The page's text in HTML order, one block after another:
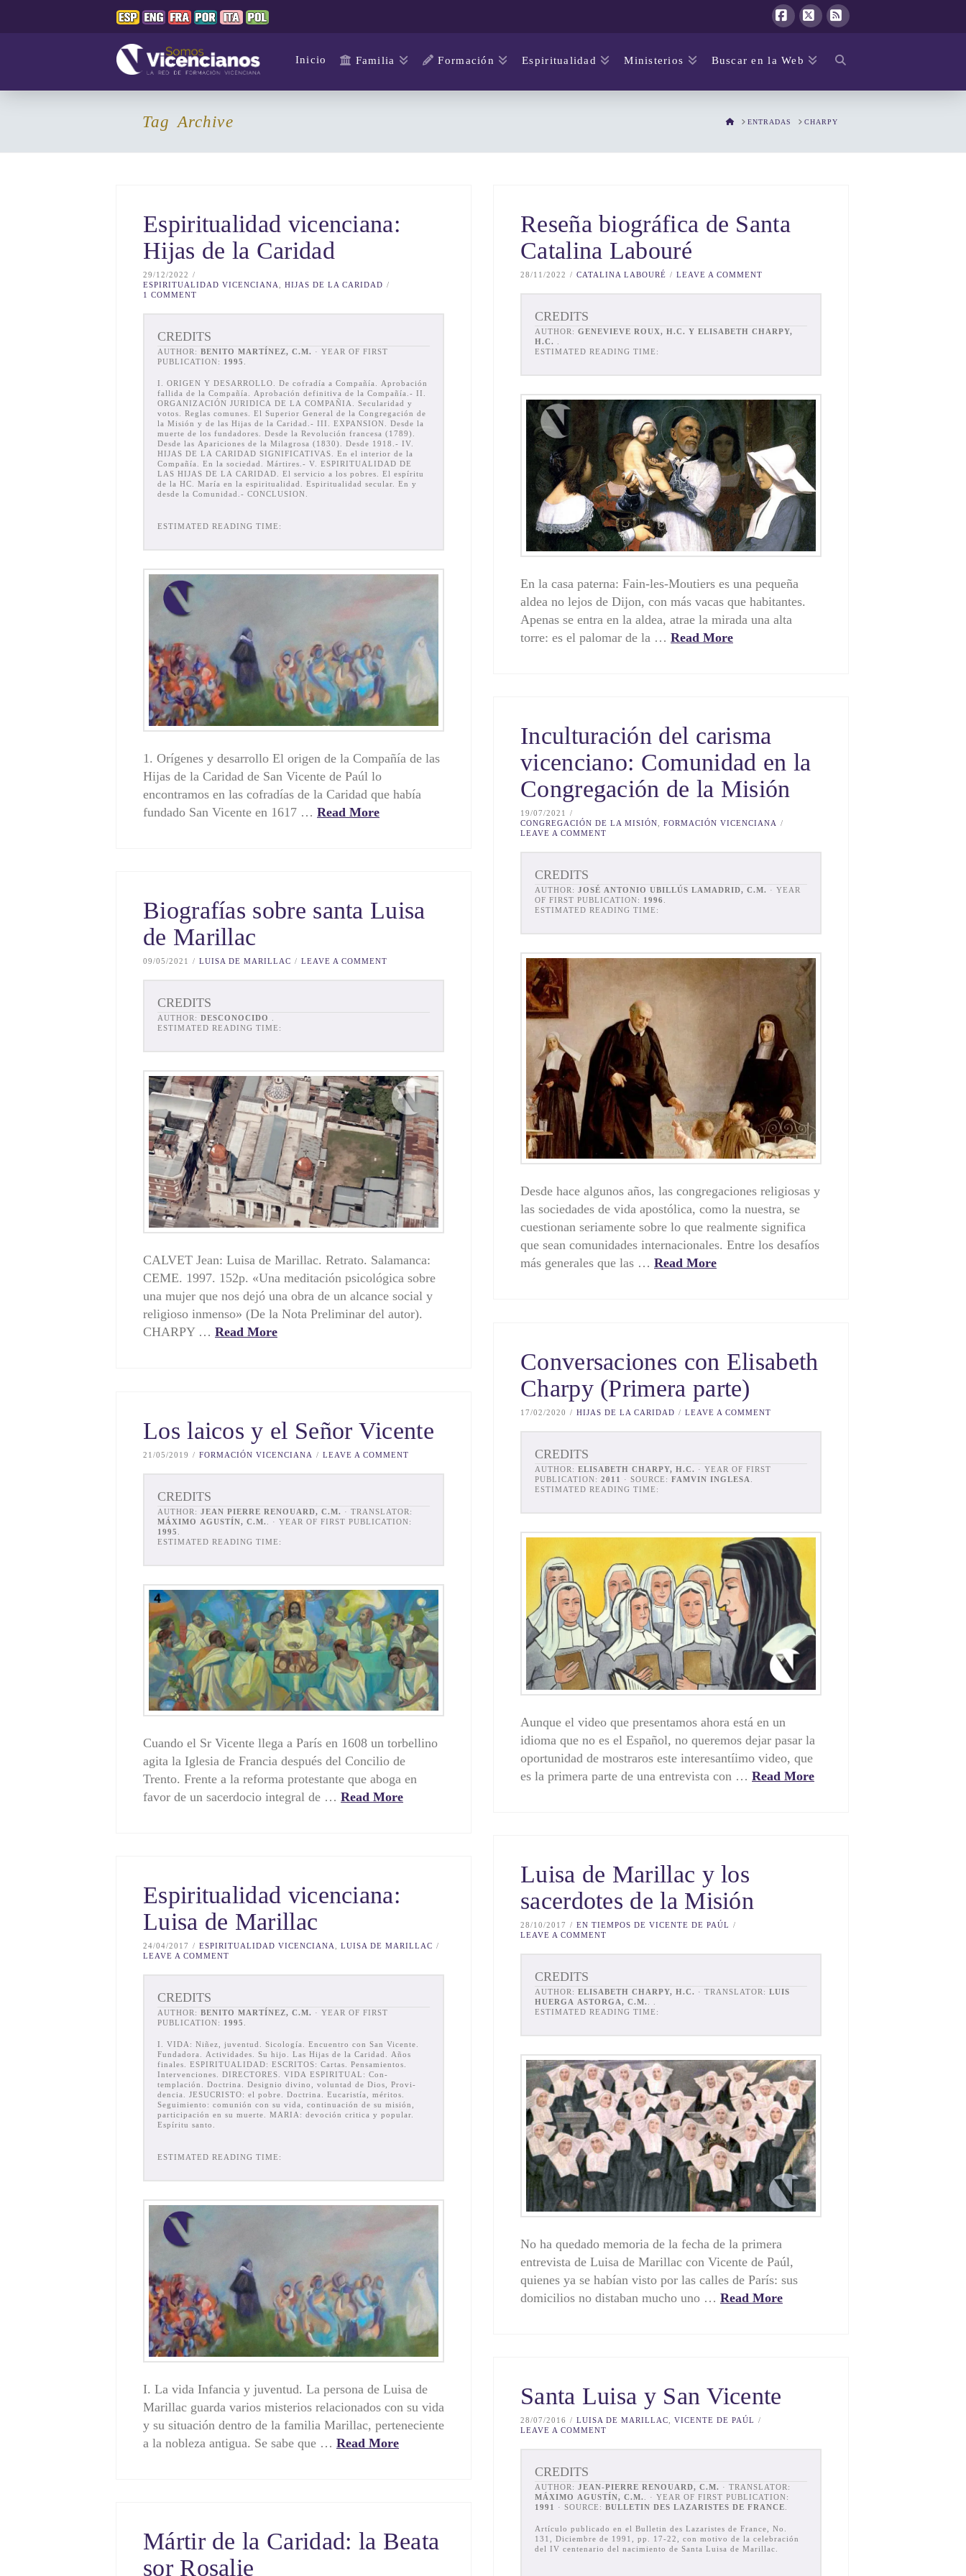
Inicio Familia Formación Espiritualidad Ministerios Buscar en la Web
Tag Archive HOMEENTRADAS CHARPY
Espiritualidad vicenciana:
Hijas de la Caridad
29/12/2022
ESPIRITUALIDAD VICENCIANA
HIJAS DE LA CARIDAD
1 COMMENT
CREDITS
AUTHOR: BENITO MARTÍNEZ, C.M.
PUBLICATION: 1995
I. ORIGEN Y DESARROLLO. De cofradía a Compañía. Aprobación
fallida de la Compañía. Aprobación definitiva de la Compañía.- II.
ORGANIZACIÓN JURIDICA DE LA COMPAÑIA. Secularidad y
votos. Reglas comunes. El Superior General de la Congrega­ción de
la Misión y de las Hijas de la Caridad.- III. EXPANSION. Des­de la
muerte de los fundadores. Desde la Revolución francesa (1789).
Desde las Apariciones de la Milagrosa (1830). Desde 1918.- IV.
HIJAS DE LA CARIDAD SIGNIFICATIVAS. En el interior de la
Compañía. En la sociedad. Mártires.- V. ESPIRITUALIDAD DE
LAS HI­JAS DE LA CARIDAD. El servicio a los pobres. El espíritu
de la HC. María en la espiritualidad. Espiritualidad secular. En y
desde la Comunidad.- CONCLUSION.
ESTIMATED READING TIME:
1. Orígenes y desarrollo El origen de la Compañía de las
Hijas de la Ca­ridad de San Vicente de Paúl lo
encontramos en las cofradías de la Caridad que había
fundado San Vicente en 1617 … Read More
Reseña biográfica de Santa
Catalina Labouré
28/11/2022 CATALINA LABOURÉ LEAVE A COMMENT
CREDITS
AUTHOR: GENEVIEVE ROUX, H.C. Y ELISABETH CHARPY,
H.C.
ESTIMATED READING TIME:
En la casa paterna: Fain-les-Moutiers es una pequeña
aldea no lejos de Dijon, con más vacas que habitantes.
Apenas se entra en la aldea, atrae la mirada una alta
torre: es el palomar de la … Read More
Inculturación del carisma
vicenciano: Comunidad en la
Congregación de la Misión
19/07/2021
CONGREGACIÓN DE LA MISIÓN
FORMACIÓN VICENCIANA
LEAVE A COMMENT
CREDITS
AUTHOR: JOSÉ ANTONIO UBILLÚS LAMADRID, C.M.
OF FIRST PUBLICATION: 1996
ESTIMATED READING TIME:
Desde hace algunos años, las congregaciones religiosas y
las sociedades de vida apostólica, como la nuestra, se
cuestionan seriamente sobre lo que realmente significa
que sean comunidades internacionales. Entre los desafíos
más generales que las … Read More
Biografías sobre santa Luisa
de Marillac
09/05/2021 LUISA DE MARILLAC LEAVE A COMMENT
CREDITS
AUTHOR: DESCONOCIDO
ESTIMATED READING TIME:
CALVET Jean: Luisa de Marillac. Retrato. Salamanca:
CEME. 1997. 152p. «Una meditación psicológica sobre
una mujer que nos dejó una obra de un alcance social y
religioso inmenso» (De la Nota Preliminar del autor).
CHARPY … Read More
Conversaciones con Elisabeth
Charpy (Primera parte)
17/02/2020 HIJAS DE LA CARIDAD LEAVE A COMMENT
CREDITS
AUTHOR: ELISABETH CHARPY, H.C.
PUBLICATION: 2011 · SOURCE: FAMVIN INGLESA
ESTIMATED READING TIME:
Aunque el video que presentamos ahora está en un
idioma que no es el Español, no queremos dejar pasar la
oportunidad de mostraros este interesantíimo video, que
es la primera parte de una entrevista con … Read More
Los laicos y el Señor Vicente
21/05/2019 FORMACIÓN VICENCIANA LEAVE A COMMENT
CREDITS
AUTHOR: JEAN PIERRE RENOUARD, C.M. · TRANSLATOR:
MÁXIMO AGUSTÍN, C.M.
. · YEAR OF FIRST PUBLICATION:
1995
ESTIMATED READING TIME:
Cuando el Sr Vicente llega a París en 1608 un torbellino
agita la Iglesia de Francia después del Concilio de
Trento. Frente a la reforma protestante que aboga en
favor de un sacerdocio integral de … Read More
Luisa de Marillac y los
sacerdotes de la Misión
28/10/2017
EN TIEMPOS DE VICENTE DE PAÚL
LEAVE A COMMENT
CREDITS
AUTHOR: ELISABETH CHARPY, H.C. · TRANSLATOR: LUIS
HUERGA ASTORGA, C.M.
ESTIMATED READING TIME:
No ha quedado memoria de la fecha de la primera
entrevista de Luisa de Marillac con Vicente de Paúl,
quienes ya se habían visto por las calles de París: sus
domicilios no distaban mucho uno … Read More
Espiritualidad vicenciana:
Luisa de Marillac
24/04/2017 ESPIRITUALIDAD VICENCIANA
LUISA DE MARILLAC
LEAVE A COMMENT
CREDITS
AUTHOR: BENITO MARTÍNEZ, C.M.
PUBLICATION: 1995
I. VIDA: Niñez, juventud. Sicología. Encuentro con San Vicente.
Fundadora. Actividades. Su hijo. Las Hijas de la Caridad. Años
finales. ESPIRITUALIDAD: ESCRITOS: Cartas. Pen­samientos.
Intervenciones. DIRECTORES. VIDA ESPIRITUAL: Con­
templación. Doctrina. Designio divino, voluntad de Dios, Provi­
dencia. JESUCRISTO: el pobre. Doctrina. Eucaristía, méritos.
Seguimiento: comunión con su vida, continuación de su mi­sión,
participación en su muerte. MARIA: devoción critica y po­pular.
Espíritu santo.
ESTIMATED READING TIME:
I. La vida Infancia y juventud. La persona de Luisa de
Marillac guarda varios misterios relacionados con su vida
y su situación dentro de la familia Marillac, perteneciente
a la no­bleza antigua. Se sabe que … Read More
Santa Luisa y San Vicente
28/07/2016 LUISA DE MARILLAC
VICENTE DE PAÚL
LEAVE A COMMENT
CREDITS
AUTHOR: JEAN-PIERRE RENOUARD, C.M. · TRANSLATOR:
MÁXIMO AGUSTÍN, C.M.
. · YEAR OF FIRST PUBLICATION:
1991
· SOURCE: BULLETIN DES LAZARISTES DE FRANCE
Artículo publicado en el Bulletin des Lazaristes de France, No.
131, Diciembre de 1991, pp. 17-22, con motivo de la celebración
del IV centenario del nacimiento de Santa Luisa de Marillac.
Mártir de la Caridad: la Beata
sor Rosalie